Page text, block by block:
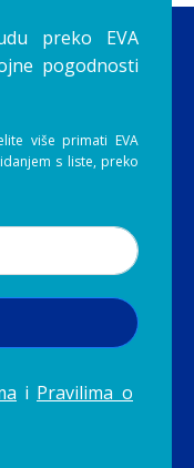
preko EVA
pogodnosti
više primati EVA
s liste, preko
i Pravilima o